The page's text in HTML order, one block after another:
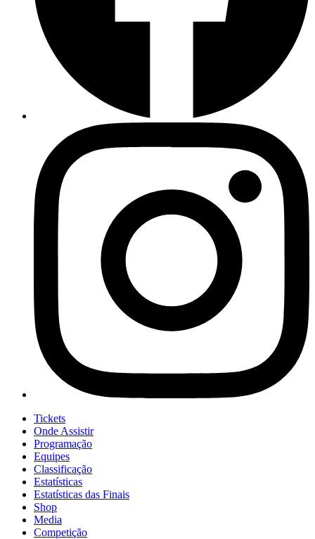
Tickets
Onde Assistir
Programação
Equipes
Classificação
Estatísticas
Estatísticas das Finais
Shop
Media
Competição